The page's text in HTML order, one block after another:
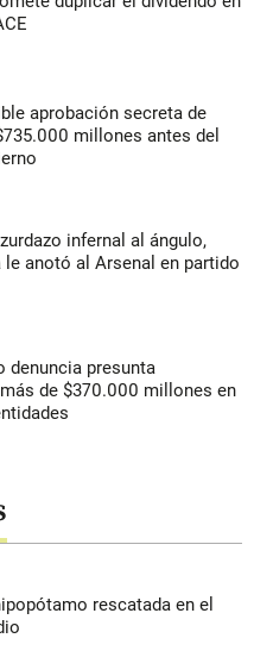
aprobación secreta de
millones antes del
infernal al ángulo,
anotó al Arsenal en partido
denuncia presunta
de $370.000 millones en
rescatada en el